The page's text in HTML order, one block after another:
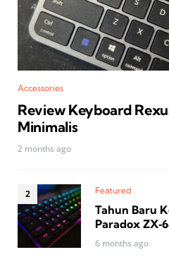
Accessories
Review Keyboard
Minimalis
2 months ago
Featured
Tahun Baru
Paradox
6 months ago